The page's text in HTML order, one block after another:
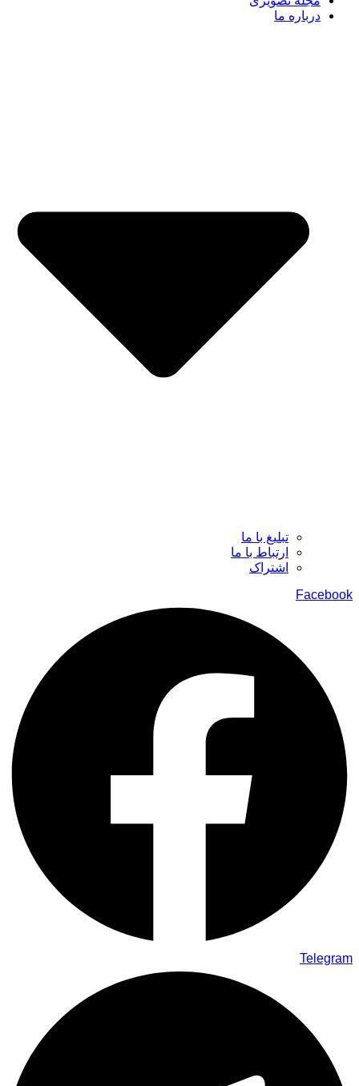
درباره ما
تبلیغ با ما
ارتباط با ما
اشتراک
Facebook
Telegram